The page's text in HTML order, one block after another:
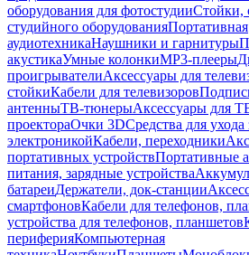
оборудования для фотостудииСтойки,
студийного оборудованияПортативная
аудиотехникаНаушники и гарнитуры
акустикаУмные колонкиMP3-плееры
проигрывателиАксессуары для
стойкиКабели для телевизоров
антенныТВ-тюнерыАксессуары для
проектораОчки 3DСредства для ухода
электроникойКабели, переходники
портативных устройствПортативные
питания, зарядные устройства
батареиДержатели, док-станции
смартфоновКабели для телефонов,
устройства для телефонов, планшетов
периферияКомпьютерная